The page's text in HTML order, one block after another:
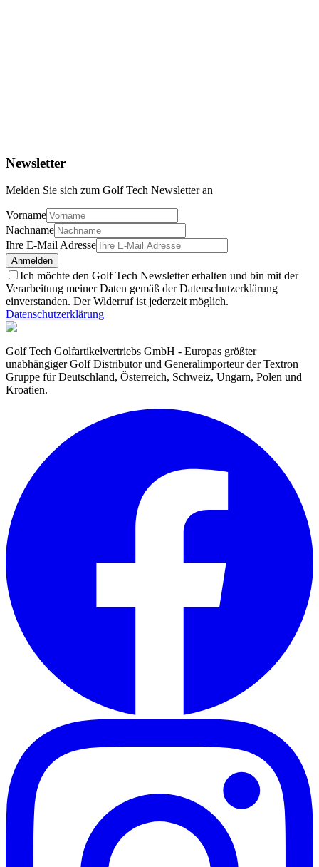
Newsletter
Melden Sie sich zum Golf Tech Newsletter an
Vorname
Nachname
Ihre E-Mail Adresse
Anmelden
Ich möchte den Golf Tech Newsletter erhalten und bin mit der
Verarbeitung meiner Daten gemäß der Datenschutzerklärung
einverstanden. Der Widerruf ist jederzeit möglich.
Datenschutzerklärung
Golf Tech Golfartikelvertriebs GmbH - Europas größter
unabhängiger Golf Distributor und Generalimporteur der Textron
Gruppe für Deutschland, Österreich, Schweiz, Ungarn, Polen und
Kroatien.